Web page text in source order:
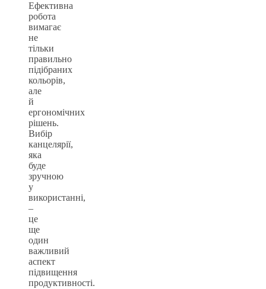
Ефективна
робота
вимагає
не
тільки
правильно
підібраних
кольорів,
але
й
ергономічних
рішень.
Вибір
канцелярії,
яка
буде
зручною
у
використанні,
–
це
ще
один
важливий
аспект
підвищення
продуктивності.